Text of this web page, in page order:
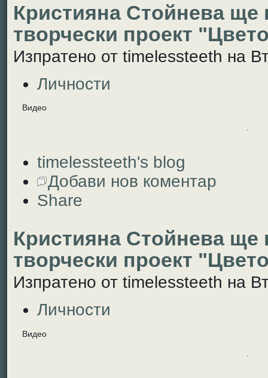
Кристияна Стойнева ще
творчески проект
Изпратено от timelessteeth на
Личности
Видео
.
timelessteeth's blog
Добави нов коментар
Share
Кристияна Стойнева ще
творчески проект
Изпратено от timelessteeth на
Личности
Видео